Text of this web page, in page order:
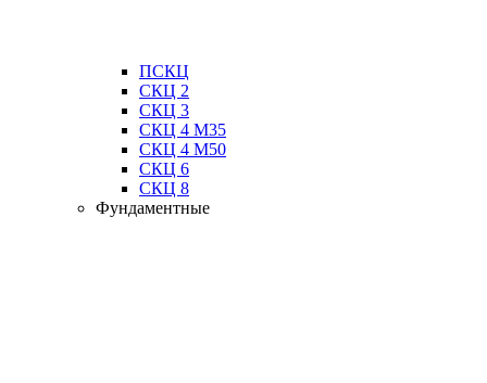
ПСКЦ
СКЦ 2
СКЦ 3
СКЦ 4 М35
СКЦ 4 М50
СКЦ 6
СКЦ 8
Фундаментные